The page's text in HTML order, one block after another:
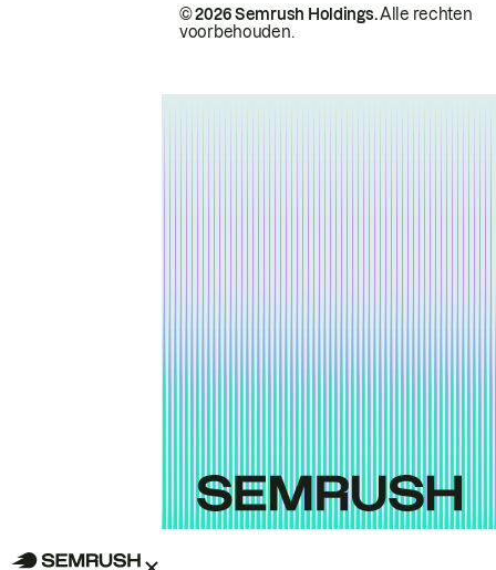
© 2026 Semrush Holdings.Alle rechten
voorbehouden.